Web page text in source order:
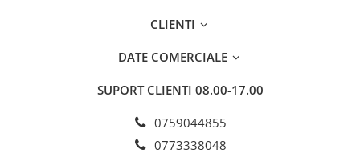
CLIENTI
DATE COMERCIALE
SUPORT CLIENTI 08.00-17.00
0759044855
0773338048